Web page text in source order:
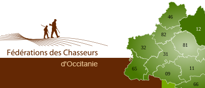
09
12
31
32
46
65
66
81
82
11